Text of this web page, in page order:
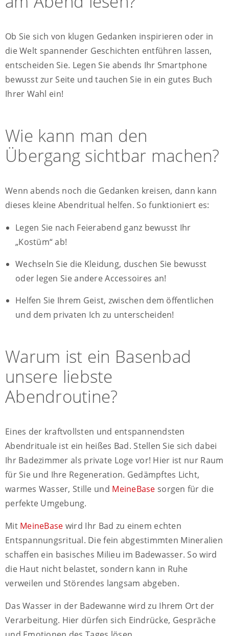
Ob Sie sich von klugen Gedanken inspirieren oder in
die Welt spannender Geschichten entführen lassen,
entscheiden Sie. Legen Sie abends Ihr Smartphone
bewusst zur Seite und tauchen Sie in ein gutes Buch
Ihrer Wahl ein!
Wie kann man den
Übergang sichtbar machen?
Wenn abends noch die Gedanken kreisen, dann kann
dieses kleine Abendritual helfen. So funktioniert es:
Legen Sie nach Feierabend ganz bewusst Ihr
„Kostüm“ ab!
Wechseln Sie die Kleidung, duschen Sie bewusst
oder legen Sie andere Accessoires an!
Helfen Sie Ihrem Geist, zwischen dem öffentlichen
und dem privaten Ich zu unterscheiden!
Warum ist ein Basenbad
unsere liebste
Abendroutine?
Eines der kraftvollsten und entspannendsten
Abendrituale ist ein heißes Bad. Stellen Sie sich dabei
Ihr Badezimmer als private Loge vor! Hier ist nur Raum
für Sie und Ihre Regeneration. Gedämpftes Licht,
warmes Wasser, Stille und MeineBase sorgen für die
perfekte Umgebung.
Mit MeineBase wird Ihr Bad zu einem echten
Entspannungsritual. Die fein abgestimmten Mineralien
schaffen ein basisches Milieu im Badewasser. So wird
die Haut nicht belastet, sondern kann in Ruhe
verweilen und Störendes langsam abgeben.
Das Wasser in der Badewanne wird zu Ihrem Ort der
Verarbeitung. Hier dürfen sich Eindrücke, Gespräche